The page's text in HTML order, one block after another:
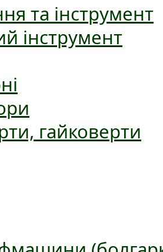
та інструмент
інструмент
гайковерти